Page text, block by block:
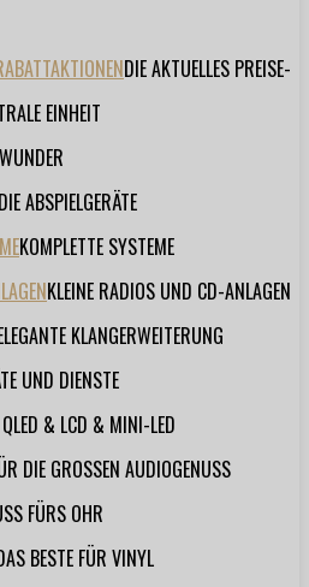
DIE AKTUELLES PREISE-
EINHEIT
DIE ABSPIELGERÄTE
KOMPLETTE SYSTEME
KLEINE RADIOS UND CD-ANLAGEN
KLANGERWEITERUNG
UND DIENSTE
QLED & LCD & MINI-LED
DIE GROSSEN AUDIOGENUSS
FÜRS OHR
BESTE FÜR VINYL